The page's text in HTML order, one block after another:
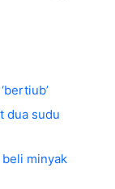
dua sudu
minyak